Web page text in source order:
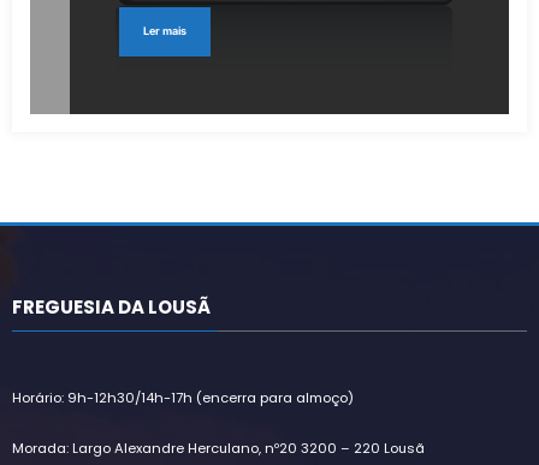
Ler mais
FREGUESIA DA LOUSÃ
Horário: 9h-12h30/14h-17h (encerra para almoço)
Morada: Largo Alexandre Herculano, nº20 3200 – 220 Lousã